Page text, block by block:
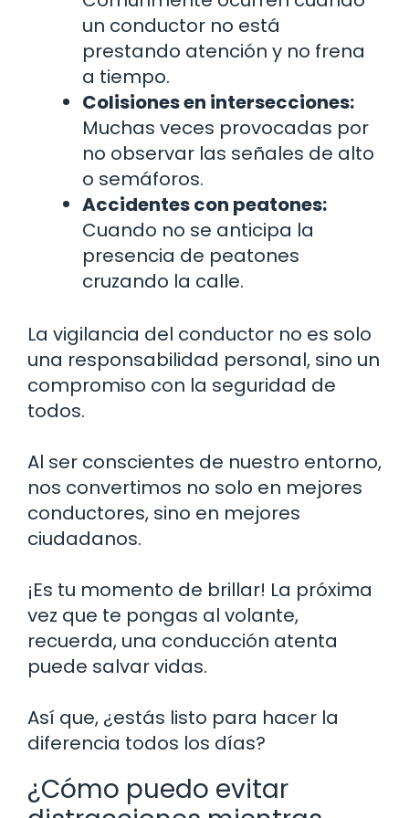
un conductor no está
prestando atención y no frena
a tiempo.
Colisiones en intersecciones:
Muchas veces provocadas por
no observar las señales de alto
o semáforos.
Accidentes con peatones:
Cuando no se anticipa la
presencia de peatones
cruzando la calle.
La vigilancia del conductor no es solo
una responsabilidad personal, sino un
compromiso con la seguridad de
todos.
Al ser conscientes de nuestro entorno,
nos convertimos no solo en mejores
conductores, sino en mejores
ciudadanos.
¡Es tu momento de brillar! La próxima
vez que te pongas al volante,
recuerda, una conducción atenta
puede salvar vidas.
Así que, ¿estás listo para hacer la
diferencia todos los días?
¿Cómo puedo evitar